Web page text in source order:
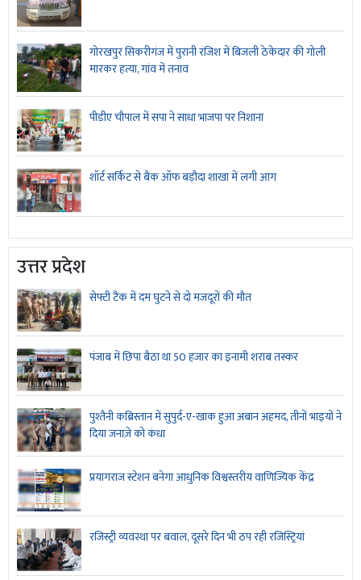
गोरखपुर सिकरीगंज में पुरानी रंजिश में बिजली ठेकेदार की गोली
मारकर हत्या, गांव में तनाव
पीडीए चौपाल में सपा ने साधा भाजपा पर निशाना
शॉर्ट सर्किट से बैंक ऑफ बड़ौदा शाखा में लगी आग
उत्तर प्रदेश
सेफ्टी टैंक में दम घुटने से दो मजदूरों की मौत
पंजाब में छिपा बैठा था 50 हजार का इनामी शराब तस्कर
पुश्तैनी कब्रिस्तान में सुपुर्द-ए-खाक हुआ अबान अहमद, तीनों भाइयों ने
दिया जनाज़े को कंधा
प्रयागराज स्टेशन बनेगा आधुनिक विश्वस्तरीय वाणिज्यिक केंद्र
रजिस्ट्री व्यवस्था पर बवाल, दूसरे दिन भी ठप रही रजिस्ट्रियां